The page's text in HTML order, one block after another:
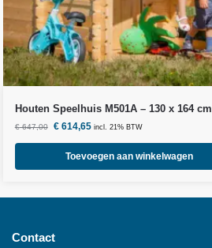
Houten Speelhuis M501A – 130 x 164 cm
€647,00 €614,65 incl. 21% BTW
Toevoegen aan winkelwagen
Contact